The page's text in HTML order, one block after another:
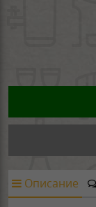
Описание